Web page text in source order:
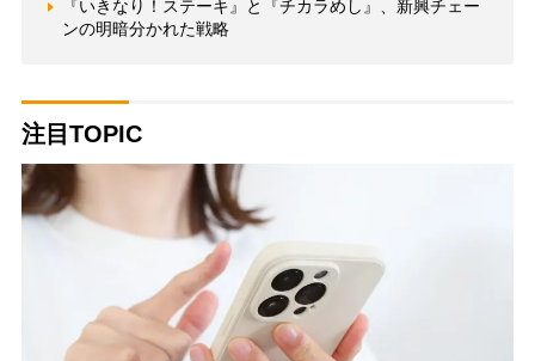
『いきなり！ステーキ』と『チカラめし』、新興チェー
ンの明暗分かれた戦略
注目TOPIC